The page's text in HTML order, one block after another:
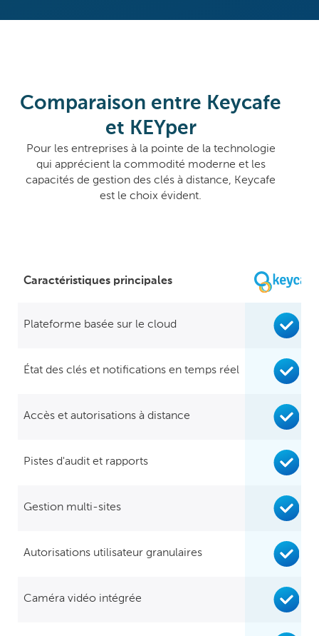
Comparaison entre Keycafe
et KEYper
Pour les entreprises à la pointe de la technologie
qui apprécient la commodité moderne et les
capacités de gestion des clés à distance, Keycafe
est le choix évident.
Caractéristiques principales
Plateforme basée sur le cloud
État des clés et notifications en temps réel
Accès et autorisations à distance
Pistes d'audit et rapports
Gestion multi-sites
Autorisations utilisateur granulaires
Caméra vidéo intégrée